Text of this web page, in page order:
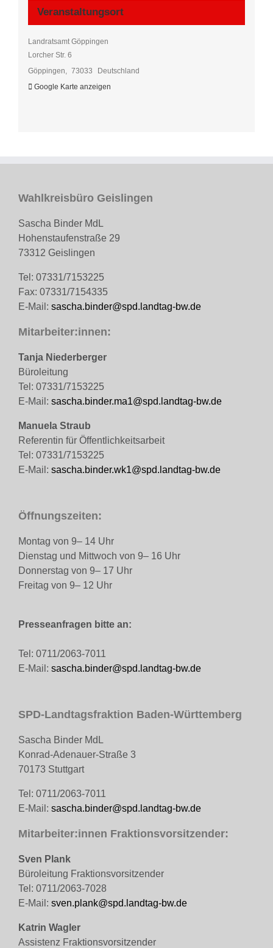
Veranstaltungsort
Landratsamt Göppingen
Lorcher Str. 6
Göppingen, 73033
Deutschland
Google Karte anzeigen
Wahlkreisbüro Geislingen
Sascha Binder MdL
Hohenstaufenstraße 29
73312 Geislingen
Tel: 07331/7153225
Fax: 07331/7154335
E-Mail: sascha.binder@spd.landtag-bw.de
Mitarbeiter:innen:
Tanja Niederberger
Büroleitung
Tel: 07331/7153225
E-Mail: sascha.binder.ma1@spd.landtag-bw.de
Manuela Straub
Referentin für Öffentlichkeitsarbeit
Tel: 07331/7153225
E-Mail: sascha.binder.wk1@spd.landtag-bw.de
Öffnungszeiten:
Montag von 9– 14 Uhr
Dienstag und Mittwoch von 9– 16 Uhr
Donnerstag von 9– 17 Uhr
Freitag von 9– 12 Uhr
Presseanfragen bitte an:
Tel: 0711/2063-7011
E-Mail: sascha.binder@spd.landtag-bw.de
SPD-Landtagsfraktion Baden-Württemberg
Sascha Binder MdL
Konrad-Adenauer-Straße 3
70173 Stuttgart
Tel: 0711/2063-7011
E-Mail: sascha.binder@spd.landtag-bw.de
Mitarbeiter:innen Fraktionsvorsitzender:
Sven Plank
Büroleitung Fraktionsvorsitzender
Tel: 0711/2063-7028
E-Mail: sven.plank@spd.landtag-bw.de
Katrin Wagler
Assistenz Fraktionsvorsitzender